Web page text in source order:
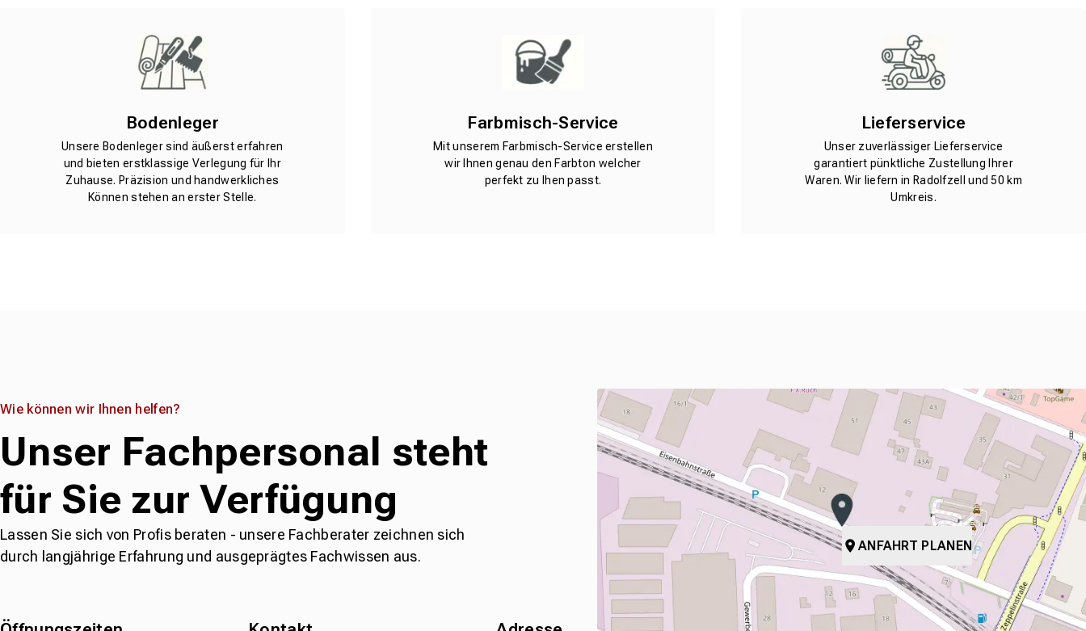
Bodenleger
Unsere Bodenleger sind äußerst erfahren
und bieten erstklassige Verlegung für Ihr
Zuhause. Präzision und handwerkliches
Können stehen an erster Stelle.
Farbmisch-Service
Mit unserem Farbmisch-Service erstellen
wir Ihnen genau den Farbton welcher
perfekt zu Ihen passt.
Lieferservice
Unser zuverlässiger Lieferservice
garantiert pünktliche Zustellung Ihrer
Waren. Wir liefern in Radolfzell und 50 km
Umkreis.
Wie können wir Ihnen helfen?
Unser Fachpersonal steht
für Sie zur Verfügung
Lassen Sie sich von Profis beraten - unsere Fachberater zeichnen sich
durch langjährige Erfahrung und ausgeprägtes Fachwissen aus.
ANFAHRT PLANEN